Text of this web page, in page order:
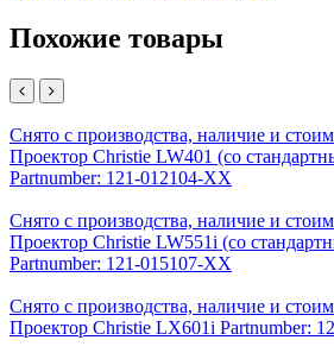
Похожие товары
Снято с производства, наличие и
Проектор Christie LW401 (со
Partnumber: 121-012104-XX
Снято с производства, наличие и
Проектор Christie LW551i (со
Partnumber: 121-015107-XX
Снято с производства, наличие и
Проектор Christie LX601i Partnumber: